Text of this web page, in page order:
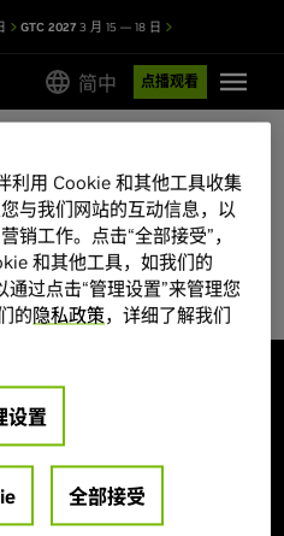
GTC 20273 月 15 — 18 日
简中 点播观看
会议目录
限，先到先得。
讲嘉宾
和认证
利用 Cookie 和其他工具收集
与我们网站的互动信息，以
销工作。点击“全部接受”，
和其他工具，如我们的
通过点击“管理设置”来管理您
的隐私政策，详细了解我们
设置
全部接受